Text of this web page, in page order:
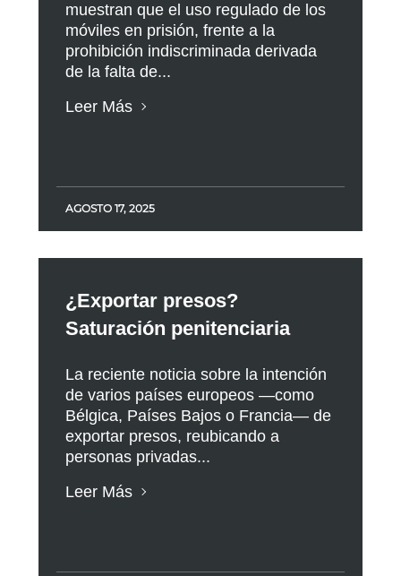
muestran que el uso regulado de los
móviles en prisión, frente a la
prohibición indiscriminada derivada
de la falta de...
Leer Más
AGOSTO 17, 2025
¿Exportar presos?
Saturación penitenciaria
La reciente noticia sobre la intención
de varios países europeos —como
Bélgica, Países Bajos o Francia— de
exportar presos, reubicando a
personas privadas...
Leer Más